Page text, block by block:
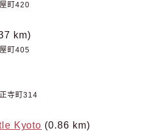
町420
km)
町405
寺町314
Kyoto (0.86 km)